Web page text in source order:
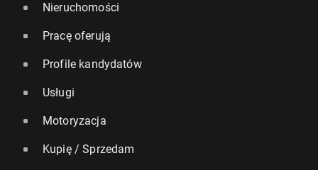
Nieruchomości
Pracę oferują
Profile kandydatów
Usługi
Motoryzacja
Kupię / Sprzedam